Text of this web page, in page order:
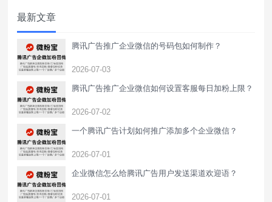
最新文章
腾讯广告推广企业微信的号码包如何制作？
2026-07-03
腾讯广告推广企业微信如何设置客服每日加粉上限？
2026-07-02
一个腾讯广告计划如何推广添加多个企业微信？
2026-07-01
企业微信怎么给腾讯广告用户发送渠道欢迎语？
2026-07-01